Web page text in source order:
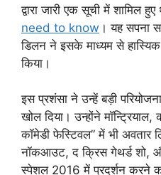
द्वारा जारी एक सूची में शामिल
need to know । यह सपना
डिलन ने इसके माध्यम से हास्यिक
किया।
इस प्रशंसा ने उन्हें बड़ी
खोल दिया। उन्होंने
कॉमेडी फेस्टिवल” में भी अवतार
नॉकआउट, द क्रिस गेथर्ड शो,
स्पेशल 2016 में प्रदर्शन करने